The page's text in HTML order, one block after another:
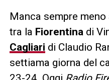
Manca sempre
tra la Fiorentina di
Cagliari di Claudio
settiama giorna del